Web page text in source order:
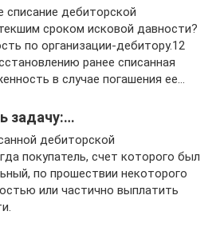
списание дебиторской
сроком исковой давности?
по организации-дебитору.12
ранее списанная
в случае погашения ее…
задачу:…
дебиторской
покупатель, счет которого был
по прошествии некоторого
или частично выплатить